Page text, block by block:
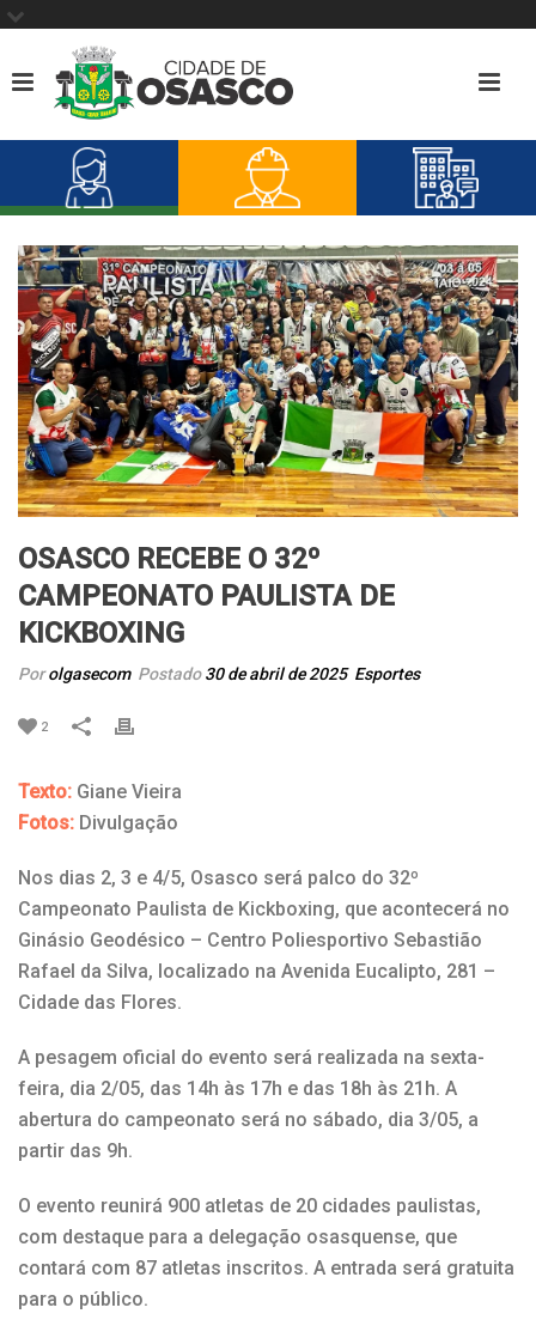
OSASCO RECEBE O 32º
CAMPEONATO PAULISTA DE
KICKBOXING
Porolgasecom Postado30 de abril de 2025 Esportes
2
Texto: Giane Vieira
Fotos: Divulgação
Nos dias 2, 3 e 4/5, Osasco será palco do 32º
Campeonato Paulista de Kickboxing, que acontecerá no
Ginásio Geodésico – Centro Poliesportivo Sebastião
Rafael da Silva, localizado na Avenida Eucalipto, 281 –
Cidade das Flores.
A pesagem oficial do evento será realizada na sexta-
feira, dia 2/05, das 14h às 17h e das 18h às 21h. A
abertura do campeonato será no sábado, dia 3/05, a
partir das 9h.
O evento reunirá 900 atletas de 20 cidades paulistas,
com destaque para a delegação osasquense, que
contará com 87 atletas inscritos. A entrada será gratuita
para o público.